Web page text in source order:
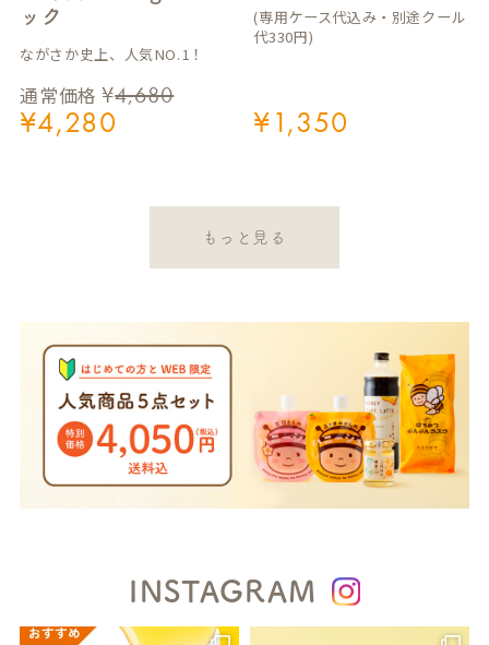
ック
通常価格 ¥4,680
¥4,280
ながさか史上、人気NO.1！
¥1,350
(専用ケース代込み・別途クール
代330円)
もっと見る
INSTAGRAM